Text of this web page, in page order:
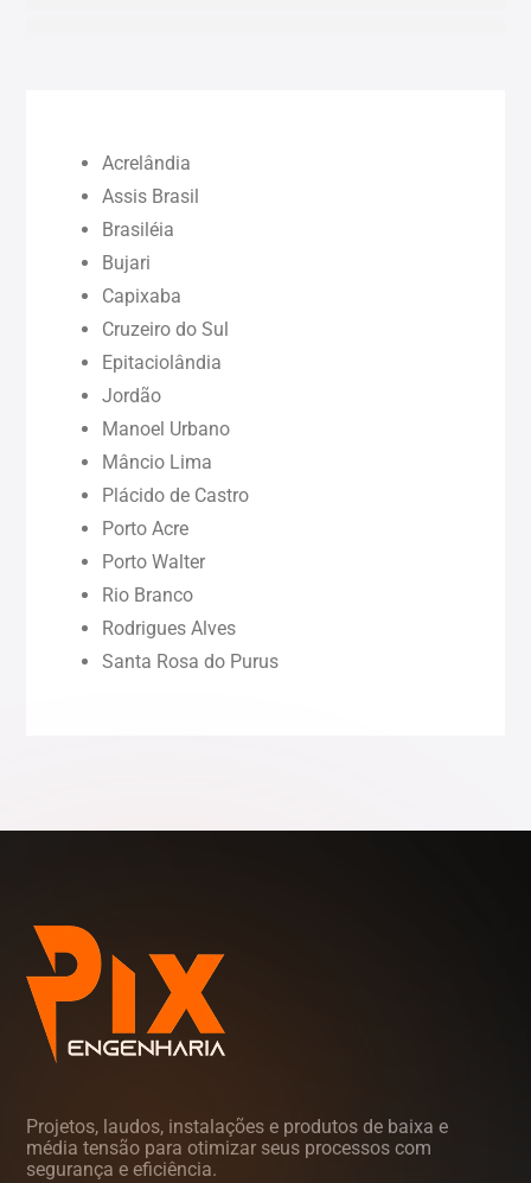
Paraíba (PB)
Piauí (PI)
Rondônia (RO)
Roraima (RR)
Acrelândia
Assis Brasil
Brasiléia
Bujari
Capixaba
Cruzeiro do Sul
Epitaciolândia
Jordão
Manoel Urbano
Mâncio Lima
Plácido de Castro
Porto Acre
Porto Walter
Rio Branco
Rodrigues Alves
Santa Rosa do Purus
Projetos, laudos, instalações e produtos de baixa e
média tensão para otimizar seus processos com
segurança e eficiência.